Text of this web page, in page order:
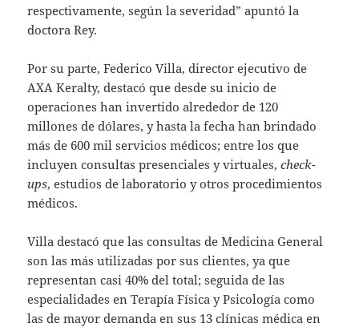
respectivamente, según la severidad” apuntó la
doctora Rey.
Por su parte, Federico Villa, director ejecutivo de
AXA Keralty, destacó que desde su inicio de
operaciones han invertido alrededor de 120
millones de dólares, y hasta la fecha han brindado
más de 600 mil servicios médicos; entre los que
incluyen consultas presenciales y virtuales,check-
ups, estudios de laboratorio y otros procedimientos
médicos.
Villa destacó que las consultas de Medicina General
son las más utilizadas por sus clientes, ya que
representan casi 40% del total; seguida de las
especialidades en Terapía Física y Psicología como
las de mayor demanda en sus 13 clínicas médica en